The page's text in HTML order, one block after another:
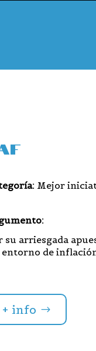
Mejor
su arriesgada
de
+ info